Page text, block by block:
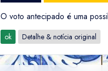
O voto antecipado é uma
ok Detalhe & notícia original